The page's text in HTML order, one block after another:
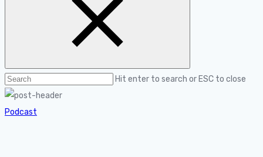
Hit enter to search or ESC to close
Podcast